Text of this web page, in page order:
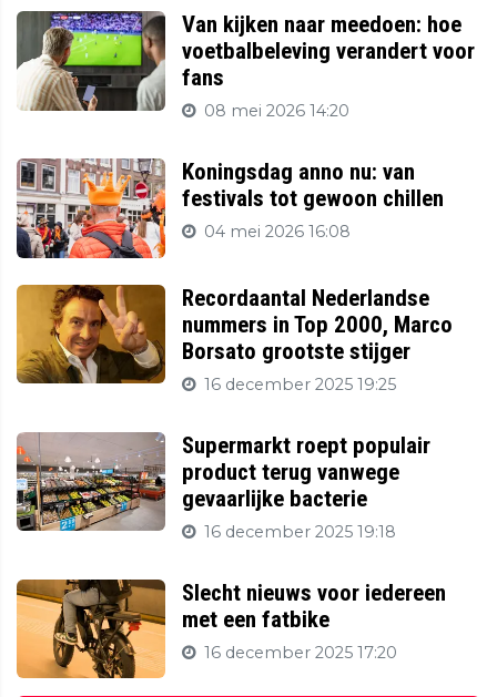
Van kijken naar meedoen: hoe
voetbalbeleving verandert voor
fans
08 mei 2026 14:20
Koningsdag anno nu: van
festivals tot gewoon chillen
04 mei 2026 16:08
Recordaantal Nederlandse
nummers in Top 2000, Marco
Borsato grootste stijger
16 december 2025 19:25
Supermarkt roept populair
product terug vanwege
gevaarlijke bacterie
16 december 2025 19:18
Slecht nieuws voor iedereen
met een fatbike
16 december 2025 17:20